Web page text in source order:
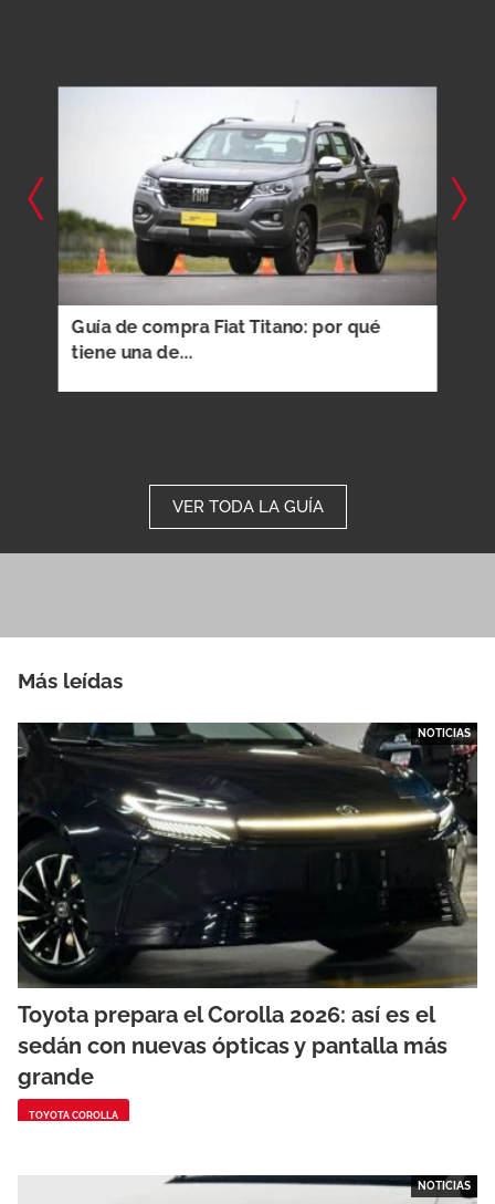
Guía de compra Fiat Titano: por qué
tiene una de...
VER TODA LA GUÍA
Más leídas
NOTICIAS
Toyota prepara el Corolla 2026: así es el
sedán con nuevas ópticas y pantalla más
grande
TOYOTA COROLLA
NOTICIAS